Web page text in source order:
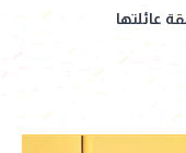
عائلتها